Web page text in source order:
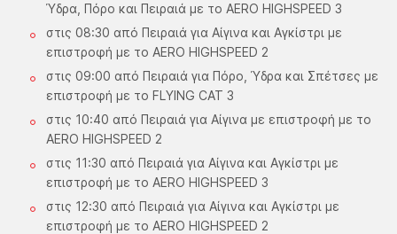
Ύδρα, Πόρο και Πειραιά με το AERO HIGHSPEED 3
στις 08:30 από Πειραιά για Αίγινα και Αγκίστρι με
επιστροφή με το AERO HIGHSPEED 2
στις 09:00 από Πειραιά για Πόρο, Ύδρα και Σπέτσες με
επιστροφή με το FLYING CAT 3
στις 10:40 από Πειραιά για Αίγινα με επιστροφή με το
AERO HIGHSPEED 2
στις 11:30 από Πειραιά για Αίγινα και Αγκίστρι με
επιστροφή με το AERO HIGHSPEED 3
στις 12:30 από Πειραιά για Αίγινα και Αγκίστρι με
επιστροφή με το AERO HIGHSPEED 2